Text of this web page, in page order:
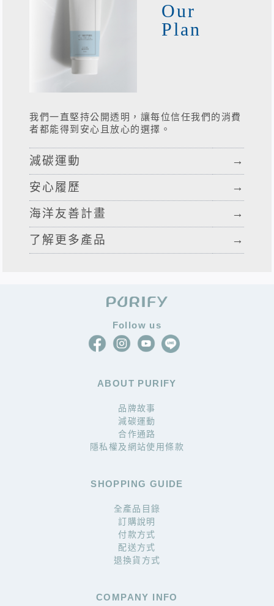
Our
Plan
我們一直堅持公開透明，讓每位信任我們的消費
者都能得到安心且放心的選擇。
減碳運動 →
安心履歷 →
海洋友善計畫 →
了解更多產品 →
Follow us
ABOUT PURIFY
品牌故事
減碳運動
合作通路
隱私權及網站使用條款
SHOPPING GUIDE
全產品目錄
訂購說明
付款方式
配送方式
退換貨方式
COMPANY INFO